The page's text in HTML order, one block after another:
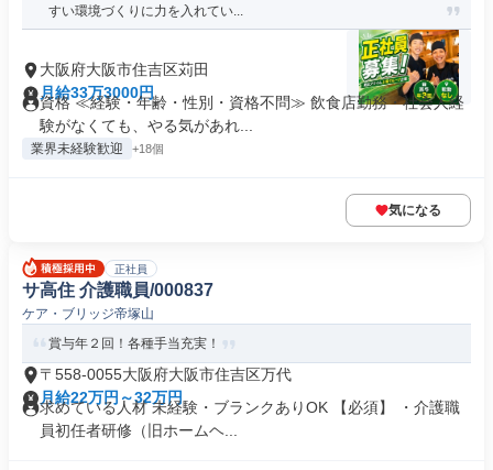
すい環境づくりに力を入れてい...
大阪府大阪市住吉区苅田
月給33万3000円
資格 ≪経験・年齢・性別・資格不問≫ 飲食店勤務・社会人経
験がなくても、やる気があれ...
業界未経験歓迎 +18個
気になる
正社員
サ高住 介護職員/000837
ケア・ブリッジ帝塚山
賞与年２回！各種手当充実！
〒558-0055大阪府大阪市住吉区万代
月給22万円～32万円
求めている人材 未経験・ブランクありOK 【必須】 ・介護職
員初任者研修（旧ホームヘ...